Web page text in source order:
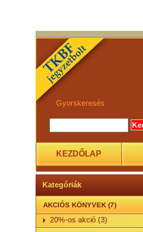
Gyorskeresés
KEZDŐLAP
Kategóriák
AKCIÓS KÖNYVEK (7)
20%-os akció (3)